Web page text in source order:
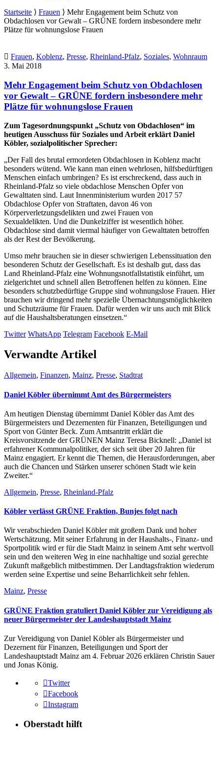
Startseite ⟩ Frauen ⟩ Mehr Engagement beim Schutz von
Obdachlosen vor Gewalt – GRÜNE fordern insbesondere mehr
Plätze für wohnungslose Frauen
Frauen, Koblenz, Presse, Rheinland-Pfalz, Soziales, Wohnraum
3. Mai 2018
Mehr Engagement beim Schutz von Obdachlosen
vor Gewalt – GRÜNE fordern insbesondere mehr
Plätze für wohnungslose Frauen
Zum Tagesordnungspunkt „Schutz von Obdachlosen“ im
heutigen Ausschuss für Soziales und Arbeit erklärt Daniel
Köbler, sozialpolitischer Sprecher:
„Der Fall des brutal ermordeten Obdachlosen in Koblenz macht
besonders wütend. Wie kann man einen wehrlosen, hilfsbedürftigen
Menschen einfach umbringen? Es ist erschreckend, dass auch in
Rheinland-Pfalz so viele obdachlose Menschen Opfer von
Gewalttaten sind. Laut Innenministerium wurden 2017 57
Obdachlose Opfer von Straftaten, davon 46 von
Körperverletzungsdelikten und zwei Frauen von
Sexualdelikten. Und die Dunkelziffer ist wesentlich höher.
Obdachlose sind damit viermal häufiger von Gewalttaten betroffen
als der Rest der Bevölkerung.
Umso mehr brauchen sie in dieser schwierigen Lebenssituation den
besonderen Schutz der Gesellschaft. Es ist deshalb gut, dass das
Land Rheinland-Pfalz eine Wohnungsnotfallstatistik einführt, um
zielgerichtet und schnell allen Betroffenen helfen zu können. Eine
besonders schutzbedürftige Gruppe sind wohnungslose Frauen. Hier
brauchen wir dringend mehr spezielle Übernachtungsmöglichkeiten
und Schutzräume für Frauen. Dafür werden wir uns auch mit Blick
auf die Haushaltsberatungen einsetzen.“
Twitter WhatsApp Telegram Facebook E-Mail
Verwandte Artikel
Allgemein, Finanzen, Mainz, Presse, Stadtrat
Daniel Köbler übernimmt Amt des Bürgermeisters
Am heutigen Dienstag übernimmt Daniel Köbler das Amt des
Bürgermeisters und Dezernenten für Finanzen, Beteiligungen und
Sport von Günter Beck. Zum Amtsantritt erklärt die
Kreisvorsitzende der GRÜNEN Mainz Teresa Bicknell: „Daniel ist
erfahrener Kommunalpolitiker, der sich seit über 20 Jahren für
Mainz engagiert. Er kennt die Themen, die Herausforderungen, aber
auch die Chancen und Stärken unserer schönen Stadt wie kein
Zweiter.“
Allgemein, Presse, Rheinland-Pfalz
Köbler verlässt GRÜNE Fraktion, Bunjes folgt nach
Wir verabschieden Daniel Köbler mit großem Dank und hoher
Wertschätzung. Mit seiner Erfahrung in der Haushalts-, Finanz- und
Sportpolitik wird er für die Stadt Mainz in seinem Amt sehr wertvoll
sein und den weiteren Weg in eine nachhaltige und sozial gerechte
Zukunft maßgeblich mitbestimmen. Der Landtagsfraktion wiederum
werden seine Expertise und seine Beharrlichkeit sehr fehlen.
Mainz, Presse
GRÜNE Fraktion gratuliert Daniel Köbler zur Vereidigung als
neuer Bürgermeister der Landeshauptstadt Mainz
Zur Vereidigung von Daniel Köbler als Bürgermeister und
Dezernent für Finanzen, Beteiligungen und Sport der
Landeshauptstadt Mainz am 4. Februar 2026 erklären Christin Sauer
und Jonas König.
Twitter
Facebook
Instagram
Oberstadt hilft